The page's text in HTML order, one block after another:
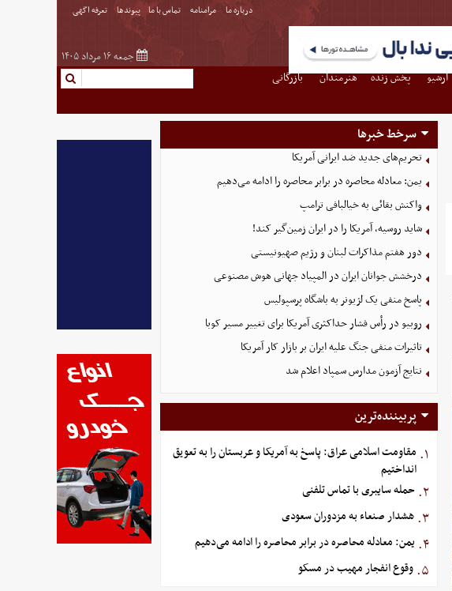
درباره ما مرامنامه تماس با ما پیوندها تعرفه اگهی
جمعه ۱۶ مرداد ۱۴۰۵
آرشیو پخش زنده هنرمندان
بازرگانی
سرخط خبرها
تحریم‌های جدید ضد ایرانی آمریکا
یمن: معادله محاصره در برابر محاصره را ادامه می‌دهیم
واکنش بقائی به خیالبافی ترامپ
شاید روسیه، آمریکا را در ایران زمین‌گیر کند!
دور هفتم مذاکرات لبنان و رژیم صهیونیستی
درخشش جوانان ایران در المپیاد جهانی هوش مصنوعی
پاسخ منفی یک لژیونر به باشگاه پرسپولیس
روبیو در رأس فشار حداکثری آمریکا برای تغییر مسیر کوبا
تاثیرات منفی جنگ علیه ایران بر بازار کار آمریکا
نتایج آزمون مدارس سمپاد اعلام شد
پربیننده‌ترین
۱. مقاومت اسلامی عراق: پاسخ به آمریکا و عربستان را به تعویق
انداختیم
۲. حمله سایبری با تماس تلفنی
۳. هشدار صنعاء به مزدوران سعودی
۴. یمن: معادله محاصره در برابر محاصره را ادامه می‌دهیم
۵. وقوع انفجار مهیب در مسکو